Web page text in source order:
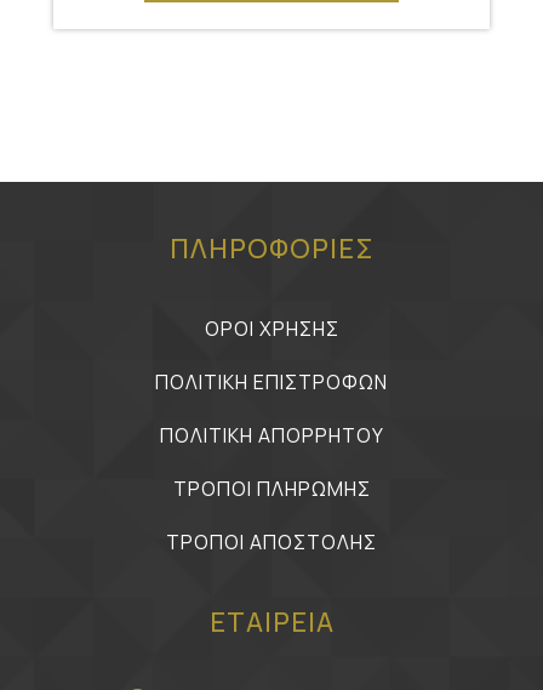
ΠΛΗΡΟΦΟΡΙΕΣ
ΟΡΟΙ ΧΡΗΣΗΣ
ΠΟΛΙΤΙΚΗ ΕΠΙΣΤΡΟΦΩΝ
ΠΟΛΙΤΙΚΗ ΑΠΟΡΡΗΤΟΥ
ΤΡΟΠΟΙ ΠΛΗΡΩΜΗΣ
ΤΡΟΠΟΙ ΑΠΟΣΤΟΛΗΣ
ΕΤΑΙΡΕΙΑ